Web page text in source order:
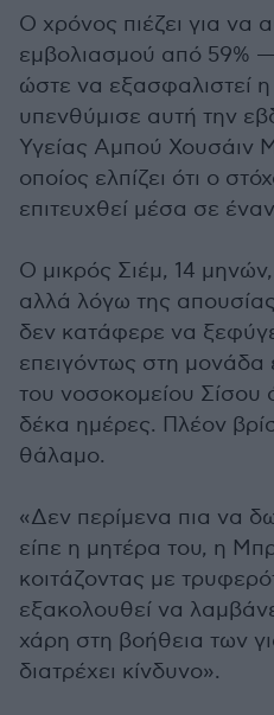
Ο χρόνος πιέζει για να
εμβολιασμού από 59%
ώστε να εξασφαλιστεί
υπενθύμισε αυτή την
Υγείας Αμπού Χουσάιν
οποίος ελπίζει ότι ο
επιτευχθεί μέσα σε
Ο μικρός Σιέμ, 14 μηνών,
αλλά λόγω της
δεν κατάφερε να
επειγόντως στη μονάδα
του νοσοκομείου Σίσου
δέκα ημέρες. Πλέον
θάλαμο.
«Δεν περίμενα πια να
είπε η μητέρα του, η
κοιτάζοντας με
εξακολουθεί να
χάρη στη βοήθεια των
διατρέχει κίνδυνο».